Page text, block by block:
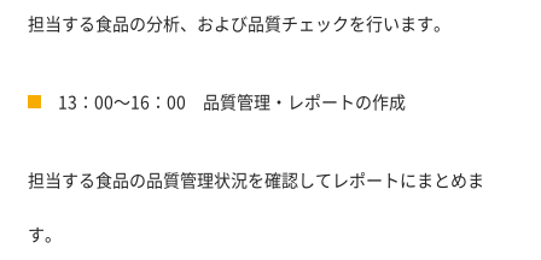
担当する食品の分析、および品質チェックを行います。
13：00～16：00 品質管理・レポートの作成
担当する食品の品質管理状況を確認してレポートにまとめま
す。